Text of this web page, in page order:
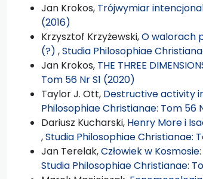
Jan Krokos, Trójwymiar
(2016)
Krzysztof Krzyżewski,O walorach
(?) ,Studia Philosophiae
Jan Krokos, THE THREE
Tom 56 Nr S1 (2020)
Taylor J. Ott, Destructive activity
Philosophiae Christianae: Tom 56
Dariusz Kucharski, Henry More i
,Studia Philosophiae Christianae:
Jan Terelak,Człowiek w
Studia Philosophiae Christianae: